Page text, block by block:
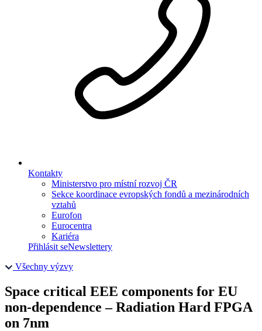
Kontakty
Ministerstvo pro místní rozvoj ČR
Sekce koordinace evropských fondů a mezinárodních
vztahů
Eurofon
Eurocentra
Kariéra
Přihlásit seNewslettery
Všechny výzvy
Space critical EEE components for EU
non-dependence – Radiation Hard FPGA
on 7nm